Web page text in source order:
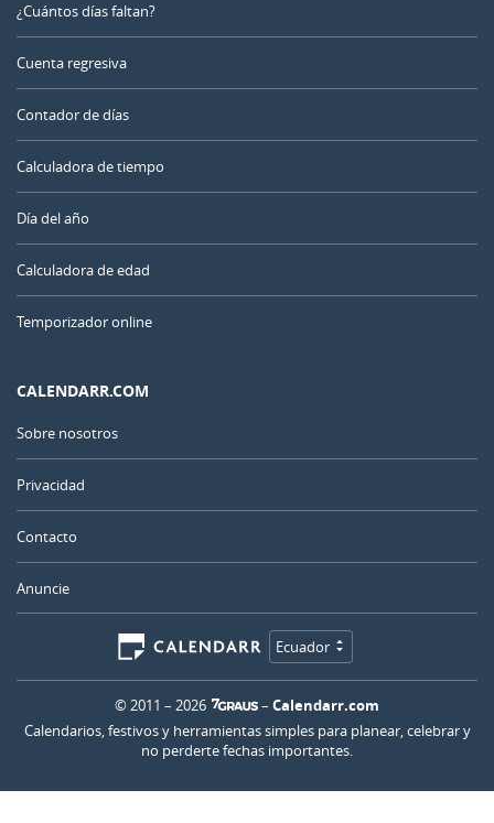
¿Cuántos días faltan?
Cuenta regresiva
Contador de días
Calculadora de tiempo
Día del año
Calculadora de edad
Temporizador online
CALENDARR.COM
Sobre nosotros
Privacidad
Contacto
Anuncie
Ecuador
© 2011 – 2026 – Calendarr.com
Calendarios, festivos y herramientas simples para planear, celebrar y
no perderte fechas importantes.